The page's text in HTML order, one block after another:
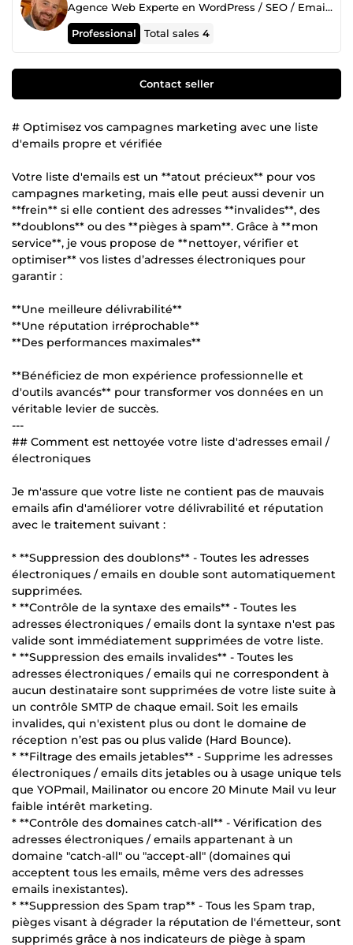
Agence Web Experte en WordPress / SEO / Emailing / Business en ligne / Etc.
Professional Total sales4
Contact seller
# Optimisez vos campagnes marketing avec une liste
d'emails propre et vérifiée
Votre liste d'emails est un **atout précieux** pour vos
campagnes marketing, mais elle peut aussi devenir un
**frein** si elle contient des adresses **invalides**, des
**doublons** ou des **pièges à spam**. Grâce à **mon
service**, je vous propose de **nettoyer, vérifier et
optimiser** vos listes d’adresses électroniques pour
garantir :
**Une meilleure délivrabilité**
**Une réputation irréprochable**
**Des performances maximales**
**Bénéficiez de mon expérience professionnelle et
d'outils avancés** pour transformer vos données en un
véritable levier de succès.
---
## Comment est nettoyée votre liste d'adresses email /
électroniques
Je m'assure que votre liste ne contient pas de mauvais
emails afin d'améliorer votre délivrabilité et réputation
avec le traitement suivant :
* **Suppression des doublons** - Toutes les adresses
électroniques / emails en double sont automatiquement
supprimées.
* **Contrôle de la syntaxe des emails** - Toutes les
adresses électroniques / emails dont la syntaxe n'est pas
valide sont immédiatement supprimées de votre liste.
* **Suppression des emails invalides** - Toutes les
adresses électroniques / emails qui ne correspondent à
aucun destinataire sont supprimées de votre liste suite à
un contrôle SMTP de chaque email. Soit les emails
invalides, qui n'existent plus ou dont le domaine de
réception n’est pas ou plus valide (Hard Bounce).
* **Filtrage des emails jetables** - Supprime les adresses
électroniques / emails dits jetables ou à usage unique tels
que YOPmail, Mailinator ou encore 20 Minute Mail vu leur
faible intérêt marketing.
* **Contrôle des domaines catch-all** - Vérification des
adresses électroniques / emails appartenant à un
domaine "catch-all" ou "accept-all" (domaines qui
acceptent tous les emails, même vers des adresses
emails inexistantes).
* **Suppression des Spam trap** - Tous les Spam trap,
pièges visant à dégrader la réputation de l'émetteur, sont
supprimés grâce à nos indicateurs de piège à spam